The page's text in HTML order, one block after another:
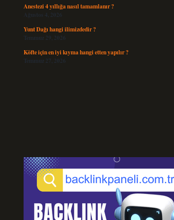
Anestezi 4 yıllığa nasıl tamamlanır ?
Ağustos 4, 2026
Yunt Dağı hangi ilimizdedir ?
Temmuz 29, 2026
Köfte için en iyi kıyma hangi etten yapılır ?
Temmuz 27, 2026